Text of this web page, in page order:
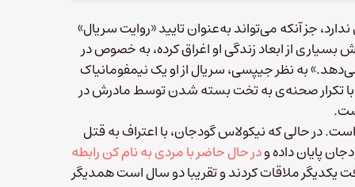
جز آنکه می‌تواند به‌عنوان تایید «روایت سریال»
از ابعاد زندگی او اغراق کرده، به خصوص در
به نظر جیپسی، سریال از او یک نیمفومانیاک
تکرار صحنه‌ی به تخت بسته شدن توسط مادرش در
در حالی که نیکولاس گودجان، با اعتراف به قتل
پایان داده ودر حال حاضر با مردی به نام کن رابطه
یکدیگر ملاقات کردند و تقریبا دو سال است همدیگر